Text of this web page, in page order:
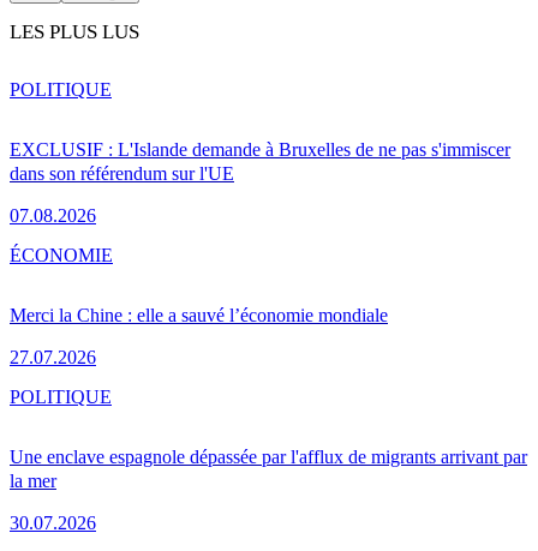
LES PLUS LUS
EXCLUSIF : L'Islande demande à Bruxelles de ne pas s'immiscer
dans son référendum sur l'UE
07.08.2026
POLITIQUE
Merci la Chine : elle a sauvé l’économie mondiale
27.07.2026
ÉCONOMIE
Une enclave espagnole dépassée par l'afflux de migrants arrivant par
la mer
30.07.2026
POLITIQUE